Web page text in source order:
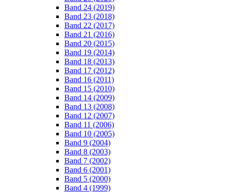
Band 24 (2019)
Band 23 (2018)
Band 22 (2017)
Band 21 (2016)
Band 20 (2015)
Band 19 (2014)
Band 18 (2013)
Band 17 (2012)
Band 16 (2011)
Band 15 (2010)
Band 14 (2009)
Band 13 (2008)
Band 12 (2007)
Band 11 (2006)
Band 10 (2005)
Band 9 (2004)
Band 8 (2003)
Band 7 (2002)
Band 6 (2001)
Band 5 (2000)
Band 4 (1999)